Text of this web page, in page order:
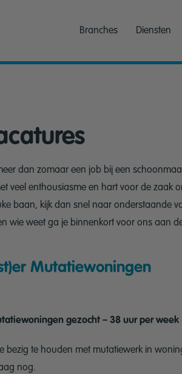
Branches Diensten
dan zomaar een job bij een
veel enthousiasme en hart voor de zaak
baan, kijk dan snel naar onderstaande
wie weet ga je binnenkort voor ons aan
Mutatiewoningen
gezocht – 38 uur per week
bezig te houden met mutatiewerk in
nog.